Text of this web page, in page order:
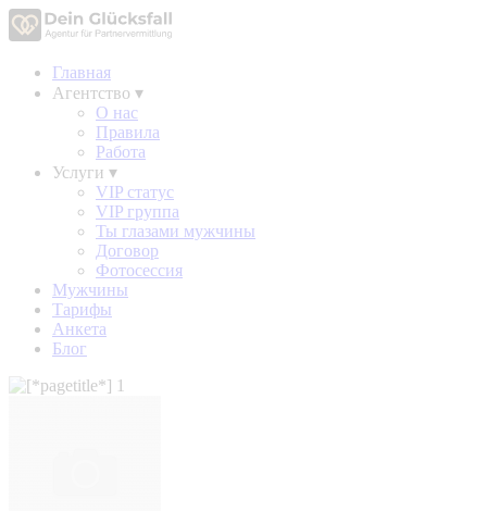
Главная
Агентство ▾
О нас
Правила
Работа
Услуги ▾
VIP статус
VIP группа
Ты глазами мужчины
Договор
Фотосессия
Мужчины
Тарифы
Анкета
Блог